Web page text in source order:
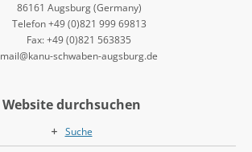
86161 Augsburg (Germany)
Telefon +49 (0)821 999 69813
Fax: +49 (0)821 563835
mail@kanu-schwaben-augsburg.de
Website durchsuchen
Suche